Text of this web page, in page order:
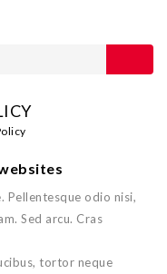
Pellentesque odio nisi,
Sed arcu. Cras
tortor neque